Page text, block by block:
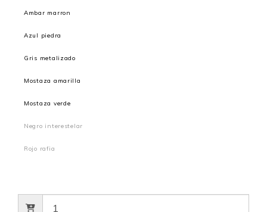
Ambar marron
Azul piedra
Gris metalizado
Mostaza amarilla
Mostaza verde
Negro interestelar
Rojo rafia